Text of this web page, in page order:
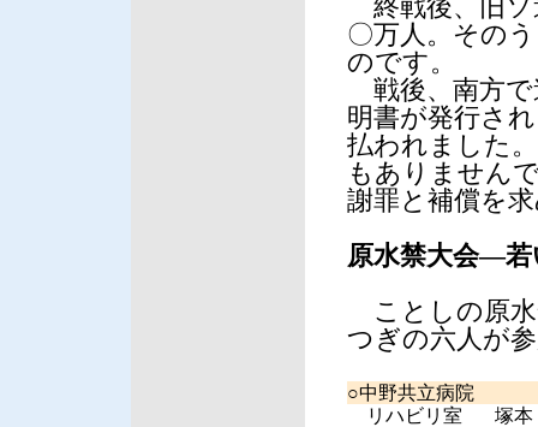
終戦後、旧ソ
〇万人。その
のです。
戦後、南方で
明書が発行さ
払われました
もありません
謝罪と補償を
原水禁大会―若
ことしの原水
つぎの六人が
○中野共立病院
リハビリ室
塚